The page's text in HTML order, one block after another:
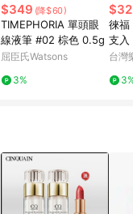
$349 (降$60)
TIMEPHORIA 單頭眼
線液筆 #02 棕色 0.5g
屈臣氏Watsons
3%
$32
徠福
支
P滿
8/31
台灣